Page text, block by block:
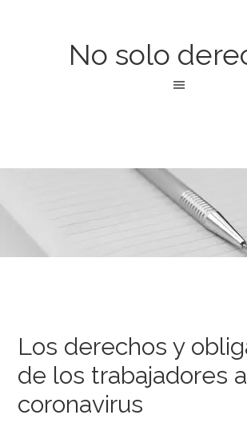
No solo
Los derechos y
de los trabajadores
coronavirus